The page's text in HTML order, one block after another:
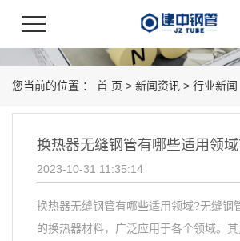
您当前的位置 ： 首 页 > 新闻资讯 > 行业新闻
换热器无缝钢管有哪些适用领域
2023-10-31 11:35:14
换热器无缝钢管有哪些适用领域?无缝钢
的换热器材料，广泛应用于各个领域。